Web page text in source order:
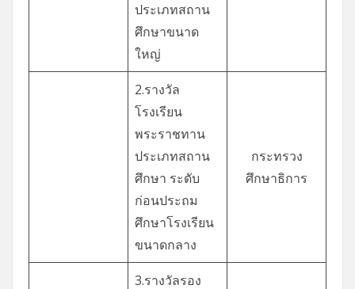
ประเภทสถาน
ศึกษาขนาด
ใหญ่
2.รางวัล
โรงเรียน
พระราชทาน
ประเภทสถาน
ศึกษา ระดับ
ก่อนประถม
ศึกษาโรงเรียน
ขนาดกลาง
กระทรวง
ศึกษาธิการ
3.รางวัลรอง